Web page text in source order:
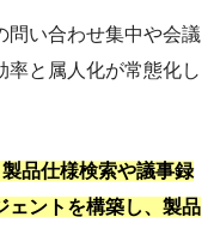
問い合わせ集中や会議
率と属人化が常態化し
品仕様検索や議事録
ェントを構築し、製品